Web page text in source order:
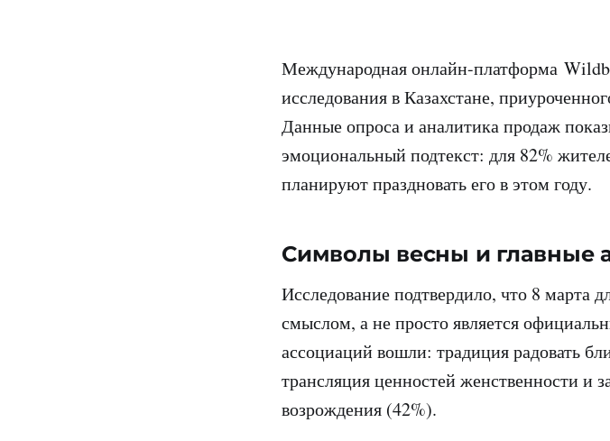
Международная онлайн-платформа
исследования в Казахстане,
Данные опроса и аналитика продаж
эмоциональный подтекст: для 82%
планируют праздновать его в этом году.
Символы весны и главные
Исследование подтвердило, что 8 марта
смыслом, а не просто является
ассоциаций вошли: традиция радовать
трансляция ценностей женственности и
возрождения (42%).